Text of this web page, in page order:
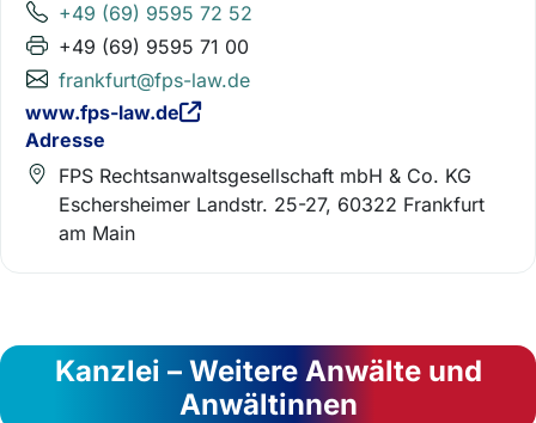
+49 (69) 9595 72 52
+49 (69) 9595 71 00
frankfurt@fps-law.de
www.fps-law.de
Adresse
FPS Rechtsanwaltsgesellschaft mbH & Co. KG
Eschersheimer Landstr. 25-27, 60322 Frankfurt
am Main
Kanzlei – Weitere Anwälte und
Anwältinnen